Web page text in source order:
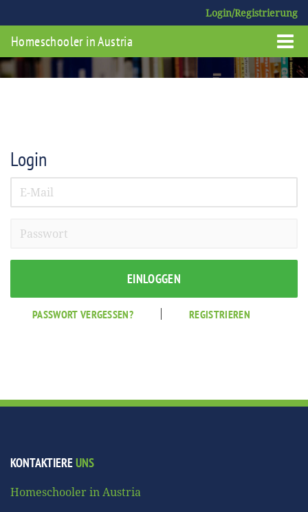
Login/Registrierung
Homeschooler in Austria
Login
PASSWORT VERGESSEN? | REGISTRIEREN
KONTAKTIEREUNS
Homeschooler in Austria